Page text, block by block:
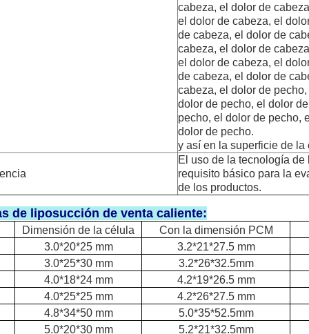
cabeza, el dolor de
el dolor de cabeza, el
de cabeza, el dolor de
cabeza, el dolor de
el dolor de cabeza, el
de cabeza, el dolor de
cabeza, el dolor de
dolor de pecho, el dolor
pecho, el dolor de pecho,
dolor de pecho.
y así en la superficie de la
El uso de la tecnología
requisito básico para la
de los productos.
de liposucción de venta caliente:
Dimensión de la célula
Con la dimensión PCM
3.0*20*25 mm
3.2*21*27.5 mm
3.0*25*30 mm
3.2*26*32.5mm
4.0*18*24 mm
4.2*19*26.5 mm
4.0*25*25 mm
4.2*26*27.5 mm
4.8*34*50 mm
5.0*35*52.5mm
5.0*20*30 mm
5.2*21*32.5mm